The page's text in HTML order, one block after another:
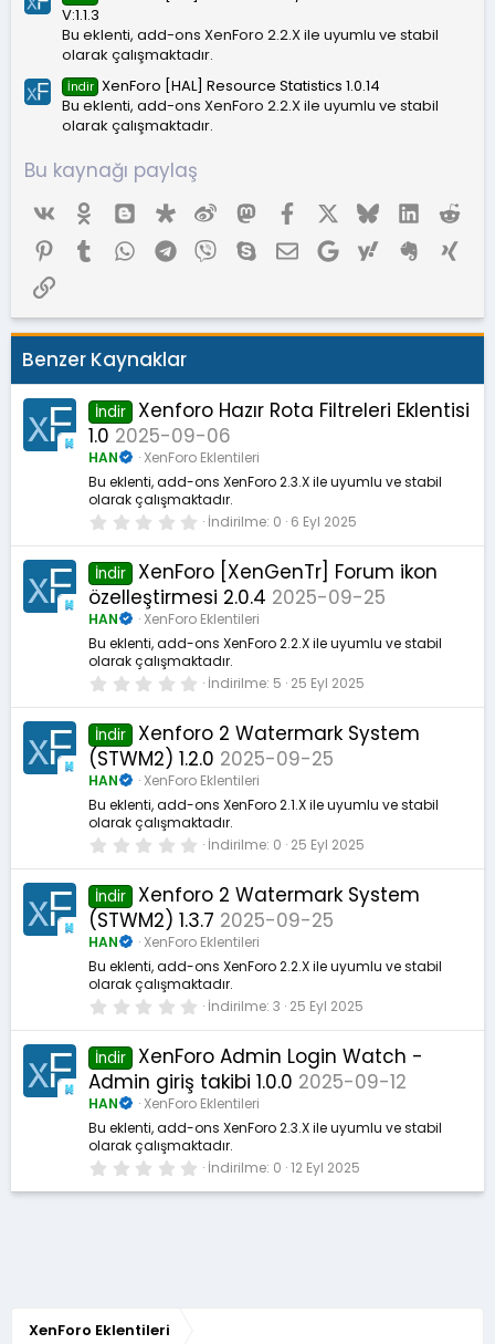
V:1.1.3
Bu eklenti, add-ons XenForo 2.2.X ile uyumlu ve stabil
olarak çalışmaktadır.
İndir XenForo [HAL] Resource Statistics 1.0.14
Bu eklenti, add-ons XenForo 2.2.X ile uyumlu ve stabil
olarak çalışmaktadır.
Bu kaynağı paylaş
Vk Ok BloggerDiaspora
Weibo MastodonFacebookX (Twitter)
BlueskyLinkedIn
Pinterest
TumblrWhatsAppTelegram
Viber SkypeE-postaGoogleYahoo Evernote
Link
Benzer Kaynaklar
İndir
Xenforo Hazır Rota Filtreleri Eklentisi
1.0 2025-09-06
HAN
XenForo Eklentileri
Bu eklenti, add-ons XenForo 2.3.X ile uyumlu ve stabil
olarak çalışmaktadır.
0
0
0
y
ı
d
ı
z
İndirilme 0 6 Eyl 2025
İndir
XenForo [XenGenTr] Forum ikon
özelleştirmesi 2.0.4 2025-09-25
HAN
XenForo Eklentileri
Bu eklenti, add-ons XenForo 2.2.X ile uyumlu ve stabil
olarak çalışmaktadır.
0
0
0
y
ı
d
ı
z
İndirilme 5 25 Eyl 2025
İndir
Xenforo 2 Watermark System
(STWM2) 1.2.0 2025-09-25
HAN
XenForo Eklentileri
Bu eklenti, add-ons XenForo 2.1.X ile uyumlu ve stabil
olarak çalışmaktadır.
0
0
0
y
ı
d
ı
z
İndirilme 0 25 Eyl 2025
İndir
Xenforo 2 Watermark System
(STWM2) 1.3.7 2025-09-25
HAN
XenForo Eklentileri
Bu eklenti, add-ons XenForo 2.2.X ile uyumlu ve stabil
olarak çalışmaktadır.
0
0
0
y
d
ı
z
İndirilme 3 25 Eyl 2025
İndir
XenForo Admin Login Watch -
Admin giriş takibi 1.0.0 2025-09-12
HAN
XenForo Eklentileri
Bu eklenti, add-ons XenForo 2.3.X ile uyumlu ve stabil
olarak çalışmaktadır.
0
0
İndirilme 0 12 Eyl 2025
XenForo Eklentileri